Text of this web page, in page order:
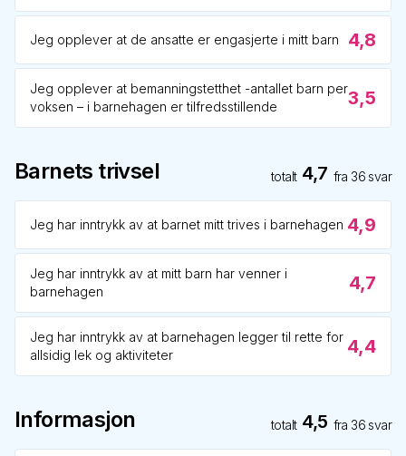
Jeg opplever at de ansatte er engasjerte i mitt barn 4,8
Jeg opplever at bemanningstetthet -antallet barn per
voksen – i barnehagen er tilfredsstillende
3,5
Barnets trivsel totalt 4,7 fra 36 svar
Jeg har inntrykk av at barnet mitt trives i barnehagen 4,9
Jeg har inntrykk av at mitt barn har venner i
barnehagen
4,7
Jeg har inntrykk av at barnehagen legger til rette for
allsidig lek og aktiviteter
4,4
Informasjon totalt 4,5 fra 36 svar